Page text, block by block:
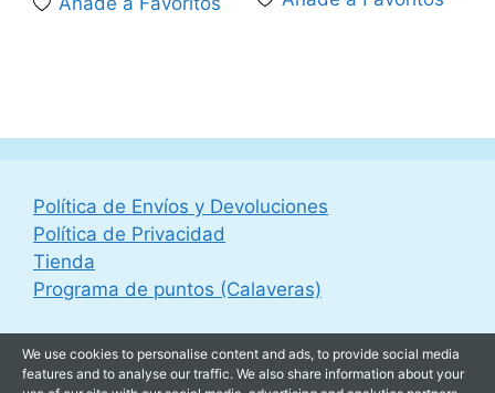
206,61 €.
Política de Envíos y Devoluciones
Política de Privacidad
Tienda
Programa de puntos (Calaveras)
We use cookies to personalise content and ads, to provide social media
features and to analyse our traffic. We also share information about your